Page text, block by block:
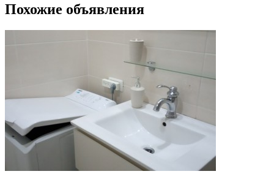
Похожие объявления